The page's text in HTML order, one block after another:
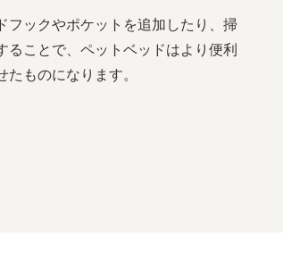
フックやポケットを追加したり、掃
ことで、ペットベッドはより便利
ものになります。